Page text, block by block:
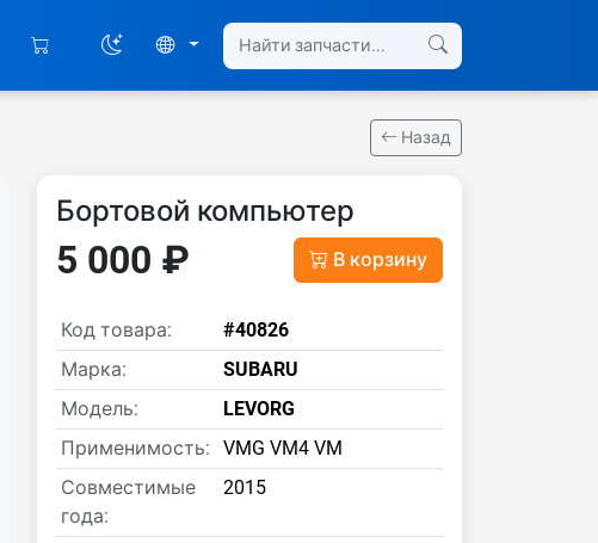
Назад
Бортовой компьютер
5 000 ₽ В корзину
Код товара:
#40826
Марка:
SUBARU
Модель:
LEVORG
Применимость:
VMG VM4 VM
Совместимые
года:
2015